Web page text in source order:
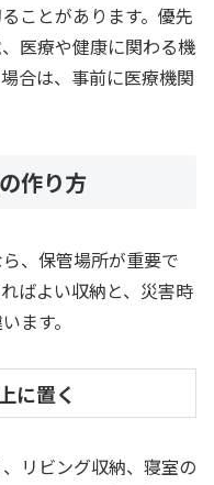
ことがあります。優先
医療や健康に関わる機
合は、事前に医療機関
作り方
、保管場所が重要で
ばよい収納と、災害時
ます。
に置く
リビング収納、寝室の